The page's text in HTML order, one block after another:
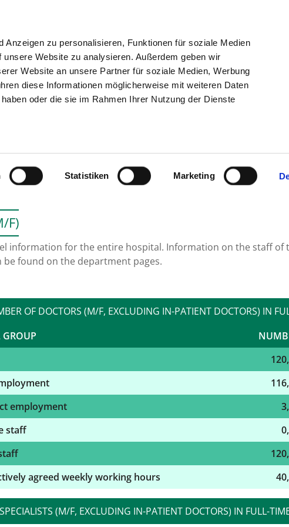
Anzeigen zu personalisieren, Funktionen für soziale Medien
Website zu analysieren. Außerdem geben wir
Website an unsere Partner für soziale Medien, Werbung
diese Informationen möglicherweise mit weiteren Daten
oder die sie im Rahmen Ihrer Nutzung der Dienste
Statistiken Marketing
SEARCH TIPS & HELP THE DIRECTORY
F)
information for the entire hospital. Information on the staff of
be found on the department pages.
OF DOCTORS (M/F, EXCLUDING IN-PATIENT DOCTORS) IN
GROUP
employment
staff
agreed weekly working hours
(M/F, EXCLUDING IN-PATIENT DOCTORS) IN FULL-